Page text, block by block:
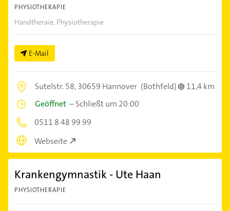
PHYSIOTHERAPIE
Handtheraie, Physiotherapie
E-Mail
Sutelstr. 58,30659 Hannover (Bothfeld)
11,4 km
Geöffnet –Schließt um 20:00
0511 8 48 99 99
Webseite
Krankengymnastik - Ute Haan
PHYSIOTHERAPIE